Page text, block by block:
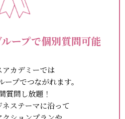
ープで個別質問可能
アカデミーでは
プでつながれます。
質問し放題！
ネステーマに沿って